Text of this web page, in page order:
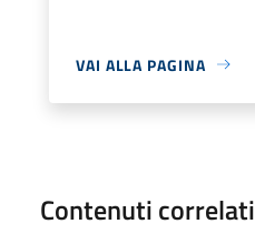
VAI ALLA PAGINA
Contenuti correlati